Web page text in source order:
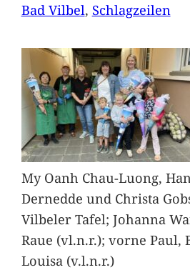
Bad Vilbel, Schlagzeilen
My Oanh Chau-Luong,
Dernedde und Christa
Vilbeler Tafel; Johanna
Raue (vl.n.r.); vorne Paul,
Louisa (v.l.n.r.)